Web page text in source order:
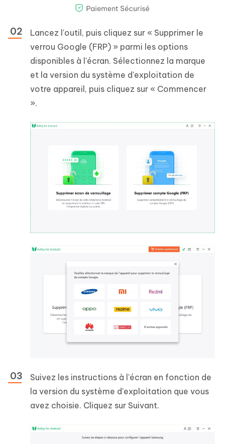
Lancez l'outil, puis cliquez sur « Supprimer le
verrou Google (FRP) » parmi les options
disponibles à l'écran. Sélectionnez la marque
et la version du système d'exploitation de
votre appareil, puis cliquez sur « Commencer
».
Suivez les instructions à l'écran en fonction de
la version du système d'exploitation que vous
avez choisie. Cliquez sur Suivant.